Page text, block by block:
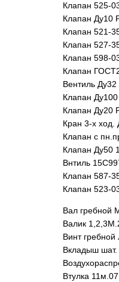
Клапан 525-
Клапан Ду10
Клапан 521-
Клапан 527-
Клапан 598-
Клапан
Вентиль
Клапан
Клапан Ду20
Кран 3-х ход.
Клапан с
Клапан Ду50
Внтиль
Клапан 587-
Клапан 523-
Вал гребной
Валик
Винт
Вкладыш
Втулка